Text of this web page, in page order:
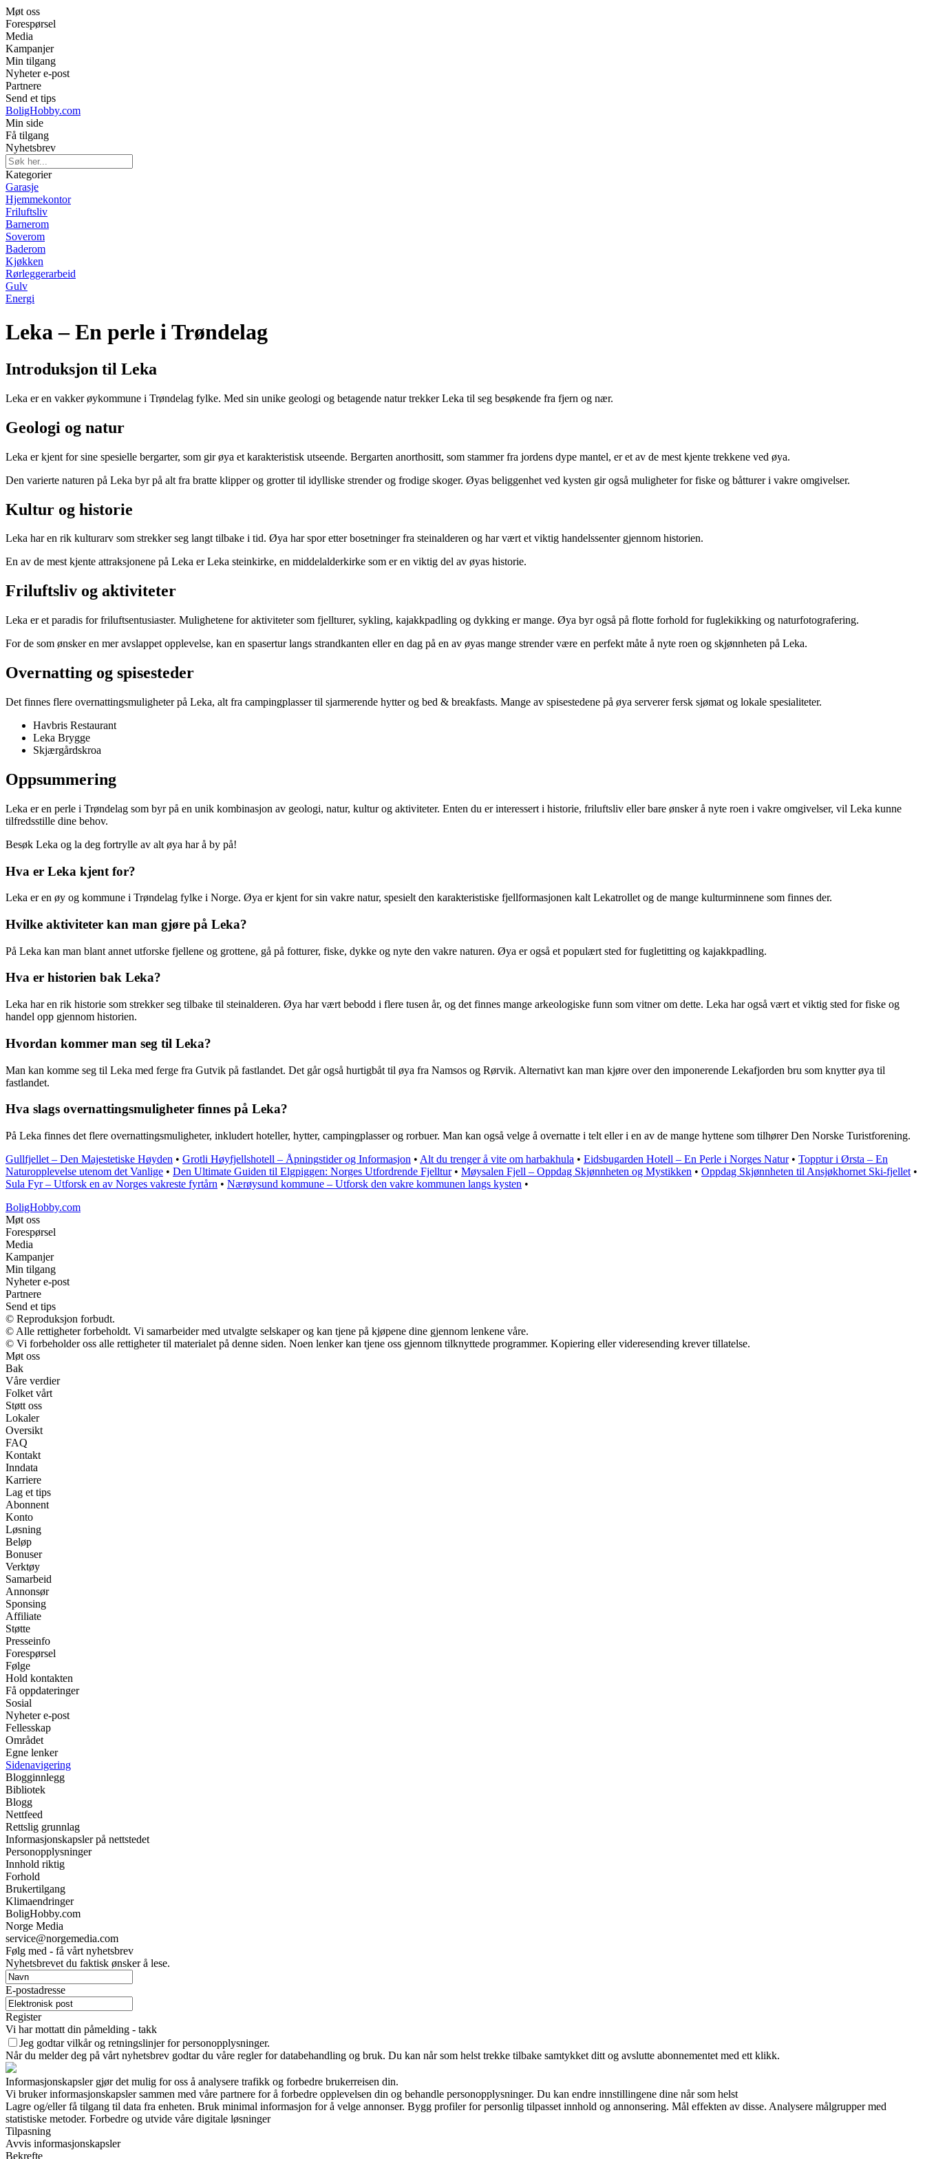
Møt oss
Forespørsel
Media
Kampanjer
Min tilgang
Nyheter e-post
Partnere
Send et tips
BoligHobby.com
Min side
Få tilgang
Nyhetsbrev
Kategorier
Garasje
Hjemmekontor
Friluftsliv
Barnerom
Soverom
Baderom
Kjøkken
Rørleggerarbeid
Gulv
Energi
Leka – En perle i Trøndelag
Introduksjon til Leka
Leka er en vakker øykommune i Trøndelag fylke. Med sin unike geologi og betagende natur trekker Leka til seg besøkende fra fjern og nær.
Geologi og natur
Leka er kjent for sine spesielle bergarter, som gir øya et karakteristisk utseende. Bergarten anorthositt, som stammer fra jordens dype mantel, er et av de mest kjente trekkene ved øya.
Den varierte naturen på Leka byr på alt fra bratte klipper og grotter til idylliske strender og frodige skoger. Øyas beliggenhet ved kysten gir også muligheter for fiske og båtturer i vakre omgivelser.
Kultur og historie
Leka har en rik kulturarv som strekker seg langt tilbake i tid. Øya har spor etter bosetninger fra steinalderen og har vært et viktig handelssenter gjennom historien.
En av de mest kjente attraksjonene på Leka er Leka steinkirke, en middelalderkirke som er en viktig del av øyas historie.
Friluftsliv og aktiviteter
Leka er et paradis for friluftsentusiaster. Mulighetene for aktiviteter som fjellturer, sykling, kajakkpadling og dykking er mange. Øya byr også på flotte forhold for fuglekikking og naturfotografering.
For de som ønsker en mer avslappet opplevelse, kan en spasertur langs strandkanten eller en dag på en av øyas mange strender være en perfekt måte å nyte roen og skjønnheten på Leka.
Overnatting og spisesteder
Det finnes flere overnattingsmuligheter på Leka, alt fra campingplasser til sjarmerende hytter og bed & breakfasts. Mange av spisestedene på øya serverer fersk sjømat og lokale spesialiteter.
Havbris Restaurant
Leka Brygge
Skjærgårdskroa
Oppsummering
Leka er en perle i Trøndelag som byr på en unik kombinasjon av geologi, natur, kultur og aktiviteter. Enten du er interessert i historie, friluftsliv eller bare ønsker å nyte roen i vakre omgivelser, vil Leka kunne
tilfredsstille dine behov.
Besøk Leka og la deg fortrylle av alt øya har å by på!
Hva er Leka kjent for?
Leka er en øy og kommune i Trøndelag fylke i Norge. Øya er kjent for sin vakre natur, spesielt den karakteristiske fjellformasjonen kalt Lekatrollet og de mange kulturminnene som finnes der.
Hvilke aktiviteter kan man gjøre på Leka?
På Leka kan man blant annet utforske fjellene og grottene, gå på fotturer, fiske, dykke og nyte den vakre naturen. Øya er også et populært sted for fugletitting og kajakkpadling.
Hva er historien bak Leka?
Leka har en rik historie som strekker seg tilbake til steinalderen. Øya har vært bebodd i flere tusen år, og det finnes mange arkeologiske funn som vitner om dette. Leka har også vært et viktig sted for fiske og
handel opp gjennom historien.
Hvordan kommer man seg til Leka?
Man kan komme seg til Leka med ferge fra Gutvik på fastlandet. Det går også hurtigbåt til øya fra Namsos og Rørvik. Alternativt kan man kjøre over den imponerende Lekafjorden bru som knytter øya til
fastlandet.
Hva slags overnattingsmuligheter finnes på Leka?
På Leka finnes det flere overnattingsmuligheter, inkludert hoteller, hytter, campingplasser og rorbuer. Man kan også velge å overnatte i telt eller i en av de mange hyttene som tilhører Den Norske Turistforening.
Gullfjellet – Den Majestetiske Høyden • Grotli Høyfjellshotell – Åpningstider og Informasjon • Alt du trenger å vite om harbakhula • Eidsbugarden Hotell – En Perle i Norges Natur• Topptur i Ørsta – En
Naturopplevelse utenom det Vanlige • Den Ultimate Guiden til Elgpiggen: Norges Utfordrende Fjelltur• Møysalen Fjell – Oppdag Skjønnheten og Mystikken • Oppdag Skjønnheten til Ansjøkhornet Ski-fjellet •
Sula Fyr – Utforsk en av Norges vakreste fyrtårn • Nærøysund kommune – Utforsk den vakre kommunen langs kysten •
BoligHobby.com
Møt oss
Forespørsel
Media
Kampanjer
Min tilgang
Nyheter e-post
Partnere
Send et tips
© Reproduksjon forbudt.
© Alle rettigheter forbeholdt. Vi samarbeider med utvalgte selskaper og kan tjene på kjøpene dine gjennom lenkene våre.
© Vi forbeholder oss alle rettigheter til materialet på denne siden. Noen lenker kan tjene oss gjennom tilknyttede programmer. Kopiering eller videresending krever tillatelse.
Møt oss
Bak
Våre verdier
Folket vårt
Støtt oss
Lokaler
Oversikt
FAQ
Kontakt
Inndata
Karriere
Lag et tips
Abonnent
Konto
Løsning
Beløp
Bonuser
Verktøy
Samarbeid
Annonsør
Sponsing
Affiliate
Støtte
Presseinfo
Forespørsel
Følge
Hold kontakten
Få oppdateringer
Sosial
Nyheter e-post
Fellesskap
Området
Egne lenker
Sidenavigering
Blogginnlegg
Bibliotek
Blogg
Nettfeed
Rettslig grunnlag
Informasjonskapsler på nettstedet
Personopplysninger
Innhold riktig
Forhold
Brukertilgang
Klimaendringer
BoligHobby.com
Norge Media
service@norgemedia.com
Følg med - få vårt nyhetsbrev
Nyhetsbrevet du faktisk ønsker å lese.
E-postadresse
Register
Vi har mottatt din påmelding - takk
Jeg godtar vilkår og retningslinjer for personopplysninger.
Når du melder deg på vårt nyhetsbrev godtar du våre regler for databehandling og bruk. Du kan når som helst trekke tilbake samtykket ditt og avslutte abonnementet med ett klikk.
Informasjonskapsler gjør det mulig for oss å analysere trafikk og forbedre brukerreisen din.
Vi bruker informasjonskapsler sammen med våre partnere for å forbedre opplevelsen din og behandle personopplysninger. Du kan endre innstillingene dine når som helst
Lagre og/eller få tilgang til data fra enheten. Bruk minimal informasjon for å velge annonser. Bygg profiler for personlig tilpasset innhold og annonsering. Mål effekten av disse. Analysere målgrupper med
statistiske metoder. Forbedre og utvide våre digitale løsninger
Tilpasning
Avvis informasjonskapsler
Bekrefte